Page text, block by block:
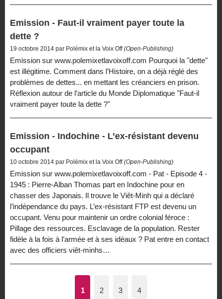
Emission - Faut-il vraiment payer toute la
dette ?
19 octobre 2014 par Polémix et la Voix Off(Open-Publishing)
Emission sur www.polemixetlavoixoff.com Pourquoi la "dette"
est illégitime. Comment dans l’Histoire, on a déjà réglé des
problèmes de dettes... en mettant les créanciers en prison.
Réflexion autour de l’article du Monde Diplomatique "Faut-il
vraiment payer toute la dette ?"
Emission - Indochine - L’ex-résistant devenu
occupant
10 octobre 2014 par Polémix et la Voix Off(Open-Publishing)
Emission sur www.polemixetlavoixoff.com - Pat - Episode 4 -
1945 : Pierre-Alban Thomas part en Indochine pour en
chasser des Japonais. Il trouve le Viêt-Minh qui a déclaré
l’indépendance du pays. L’ex-résistant FTP est devenu un
occupant. Venu pour maintenir un ordre colonial féroce :
Pillage des ressources. Esclavage de la population. Rester
fidèle à la fois à l’armée et à ses idéaux ? Pat entre en contact
avec des officiers viêt-minhs…
1 2 3 4